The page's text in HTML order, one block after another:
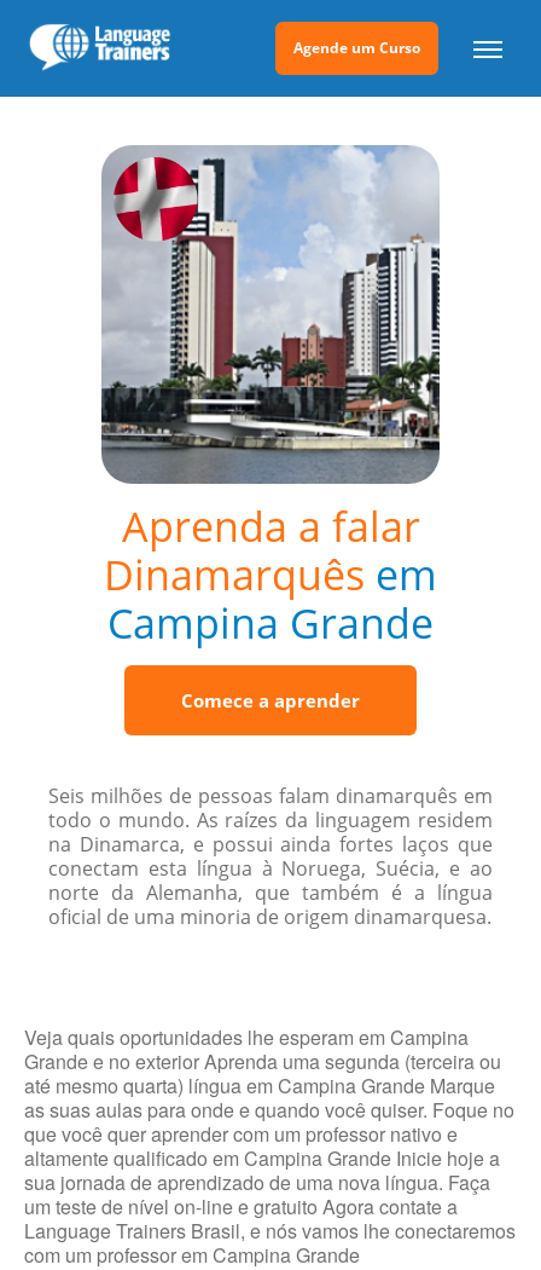
Agende um Curso
Aprenda a falar
Dinamarquês em
Campina Grande
Comece a aprender
Seis milhões de pessoas falam dinamarquês em
todo o mundo. As raízes da linguagem residem
na Dinamarca, e possui ainda fortes laços que
conectam esta língua à Noruega, Suécia, e ao
norte da Alemanha, que também é a língua
oficial de uma minoria de origem dinamarquesa.
Veja quais oportunidades lhe esperam em Campina
Grande e no exterior Aprenda uma segunda (terceira ou
até mesmo quarta) língua em Campina Grande Marque
as suas aulas para onde e quando você quiser. Foque no
que você quer aprender com um professor nativo e
altamente qualificado em Campina Grande Inicie hoje a
sua jornada de aprendizado de uma nova língua. Faça
um teste de nível on-line e gratuito Agora contate a
Language Trainers Brasil, e nós vamos lhe conectaremos
com um professor em Campina Grande